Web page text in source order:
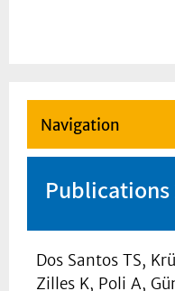
Navigation
Publications
Dos Santos TS,
Zilles K, Poli A,